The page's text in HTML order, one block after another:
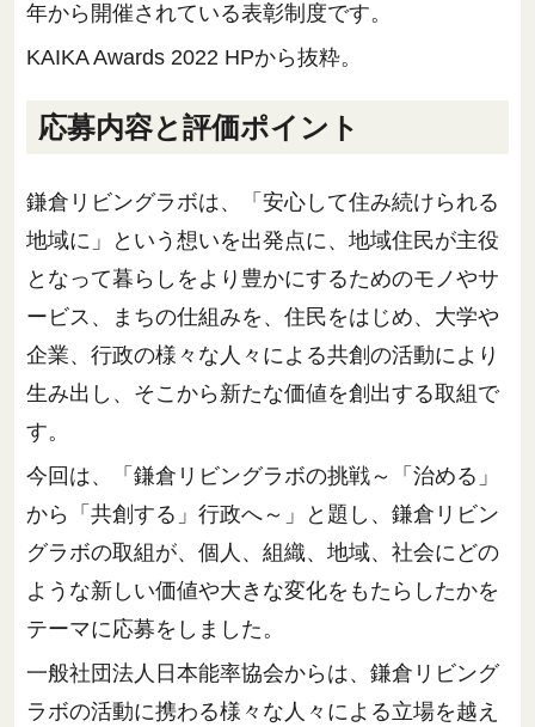
年から開催されている表彰制度です。
KAIKA Awards 2022 HPから抜粋。
応募内容と評価ポイント
鎌倉リビングラボは、「安心して住み続けられる
地域に」という想いを出発点に、地域住民が主役
となって暮らしをより豊かにするためのモノやサ
ービス、まちの仕組みを、住民をはじめ、大学や
企業、行政の様々な人々による共創の活動により
生み出し、そこから新たな価値を創出する取組で
す。
今回は、「鎌倉リビングラボの挑戦～「治める」
から「共創する」行政へ～」と題し、鎌倉リビン
グラボの取組が、個人、組織、地域、社会にどの
ような新しい価値や大きな変化をもたらしたかを
テーマに応募をしました。
一般社団法人日本能率協会からは、鎌倉リビング
ラボの活動に携わる様々な人々による立場を越え